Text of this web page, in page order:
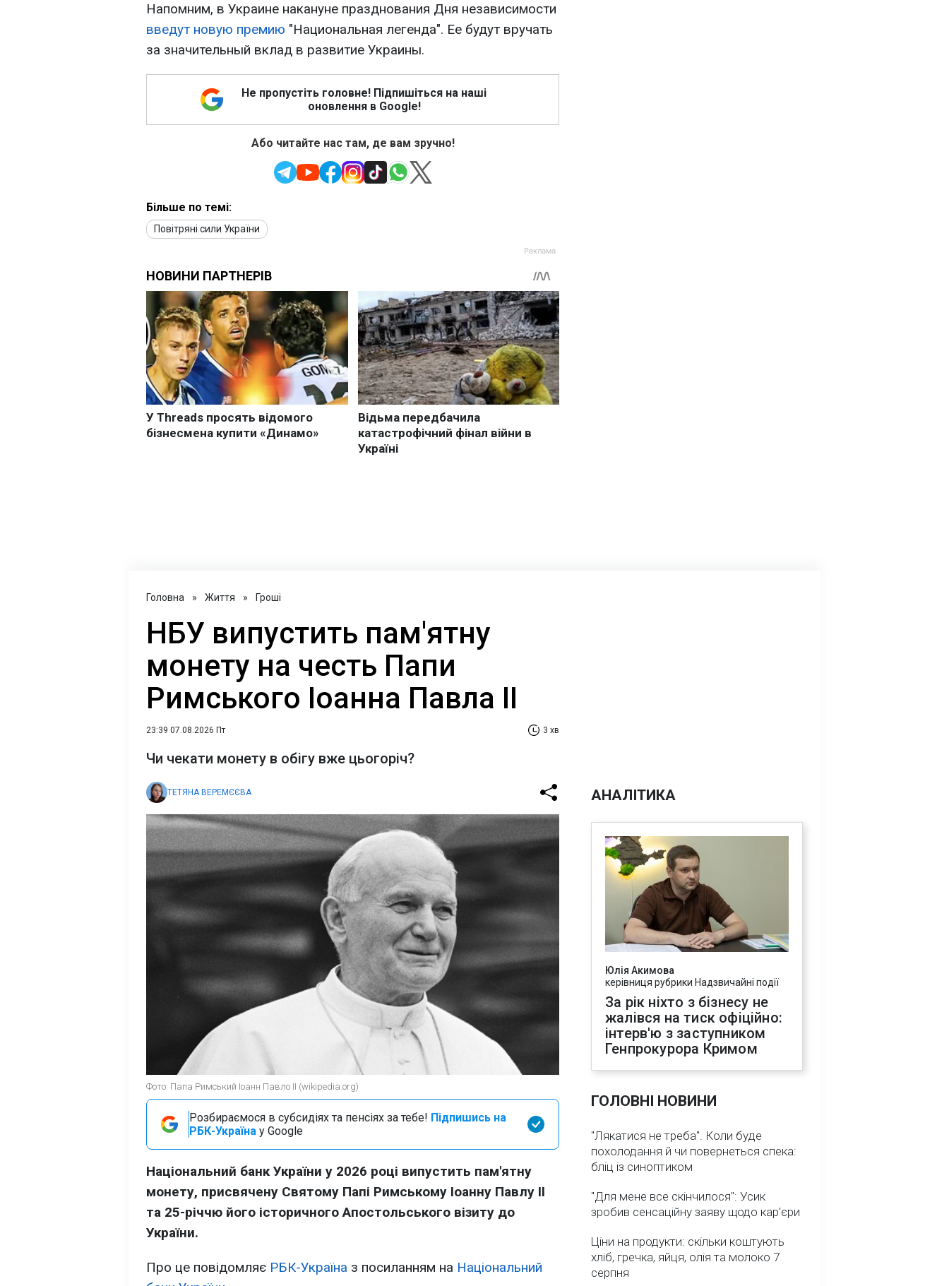
Напомним, в Украине накануне празднования Дня независимости
введут новую премию "Национальная легенда". Ее будут вручать
за значительный вклад в развитие Украины.
Не пропустіть головне! Підпишіться на наші
оновлення в Google!
Або читайте нас там, де вам зручно!
Більше по темі:
Повітряні сили України
Головна » Життя » Гроші
НБУ випустить пам'ятну
монету на честь Папи
Римського Іоанна Павла II
23:39 07.08.2026 Пт 3 хв
Чи чекати монету в обігу вже цьогоріч?
ТЕТЯНА ВЕРЕМЄЄВА
Фото: Папа Римський Іоанн Павло II (wikipedia.org)
Розбираємося в субсидіях та пенсіях за тебе! Підпишись на
РБК-Україна у Google
Національний банк України у 2026 році випустить пам'ятну
монету, присвячену Святому Папі Римському Іоанну Павлу II
та 25-річчю його історичного Апостольського візиту до
України.
Про це повідомляє РБК-Україна з посиланням на Національний
АНАЛІТИКА
Юлія Акимова
керівниця рубрики Надзвичайні події
За рік ніхто з бізнесу не
жалівся на тиск офіційно:
інтерв'ю з заступником
Генпрокурора Кримом
ГОЛОВНІ НОВИНИ
"Лякатися не треба". Коли буде
похолодання й чи повернеться спека:
бліц із синоптиком
"Для мене все скінчилося": Усик
зробив сенсаційну заяву щодо кар'єри
Ціни на продукти: скільки коштують
хліб, гречка, яйця, олія та молоко 7
серпня